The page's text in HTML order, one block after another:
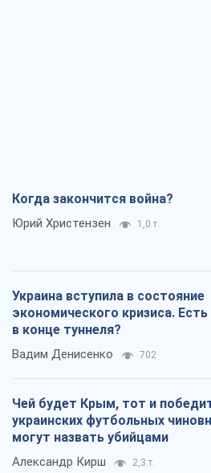
Когда закончится война?
Юрий Христензен 1,0 т.
Украина вступила в состояние
экономического кризиса. Есть
в конце туннеля?
Вадим Денисенко 702
Чей будет Крым, тот и
украинских футбольных
могут назвать убийцами
Александр Кирш 2,3 т.